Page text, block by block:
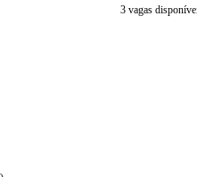
3 vagas